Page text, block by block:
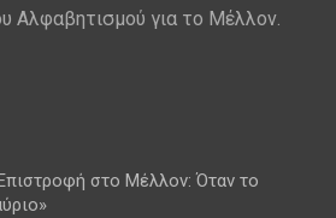
Αλφαβητισμού για το Μέλλον.
στο Μέλλον: Όταν το